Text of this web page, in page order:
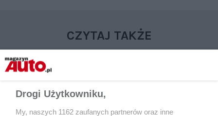
CZYTAJ TAKŻE
Drogi Użytkowniku,
My, naszych 1162 zaufanych partnerów oraz inne